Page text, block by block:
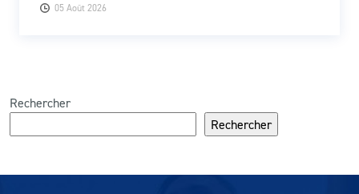
05 Août 2026
Rechercher
Rechercher